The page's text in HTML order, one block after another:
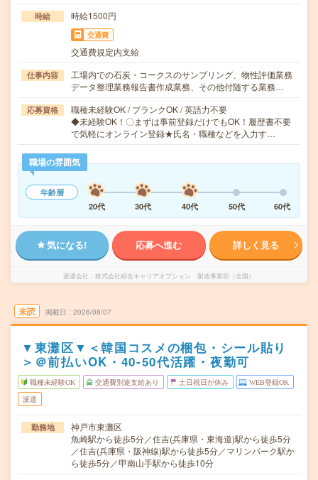
時給 時給1500円
交通費
交通費規定内支給
仕事内容
工場内での石炭・コークスのサンプリング、物性評価業務
データ整理業務報告書作成業務、その他付随する業務…
応募資格
職種未経験OK / ブランクOK / 英語力不要
◆未経験OK！〇まずは事前登録だけでもOK！履歴書不要
で気軽にオンライン登録★氏名・職種などを入力す…
職場の雰囲気
年齢層
20代
30代 40代 50代 60代
気になる! 応募へ進む 詳しく見る
派遣会社 株式会社綜合キャリアオプション 製造事業部（全国）
未読 掲載日 2026/08/07
▼東灘区▼＜韓国コスメの梱包・シール貼り
＞＠前払いOK・40-50代活躍・夜勤可
職種未経験OK 交通費別途支給あり 土日祝日が休み WEB登録OK
派遣
勤務地
神戸市東灘区
魚崎駅から徒歩5分／住吉(兵庫県・東海道)駅から徒歩5分
／住吉(兵庫県・阪神線)駅から徒歩5分／マリンパーク駅か
ら徒歩5分／甲南山手駅から徒歩10分